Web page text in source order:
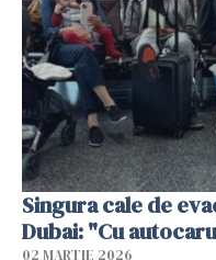
Singura cale de
Dubai: "Cu
02 MARTIE 2026